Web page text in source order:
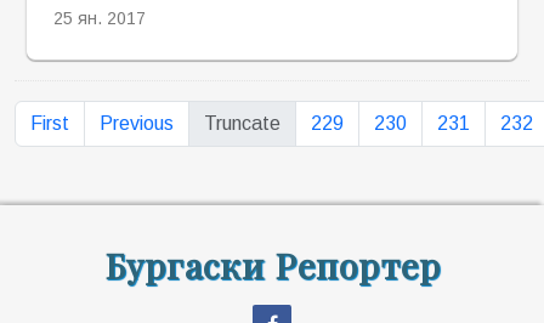
25 ян. 2017
First Previous Truncate 229 230 231 232
Бургаски Репортер